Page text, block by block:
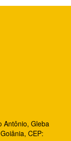
Antônio, Gleba
CEP: